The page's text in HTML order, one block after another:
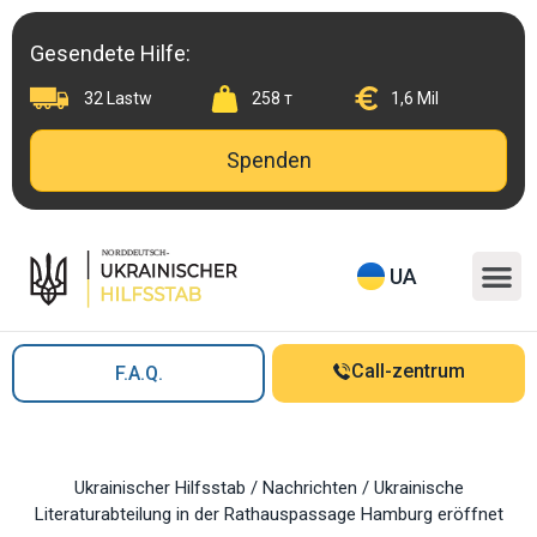
Skip
to
contentGesendete Hilfe:
32 Lastw 258 т 1,6 Mil
Spenden
UA
F.A.Q. Call-zentrum
Ukrainischer Hilfsstab / Nachrichten / Ukrainische
Literaturabteilung in der Rathauspassage Hamburg eröffnet